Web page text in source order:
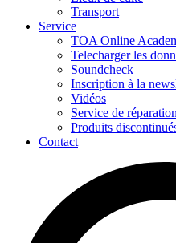
Transport
Service
TOA Online
Telecharger les
Soundcheck
Inscription à la
Vidéos
Service de réparation
Produits
Contact